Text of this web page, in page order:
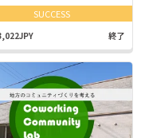
SUCCESS
終了